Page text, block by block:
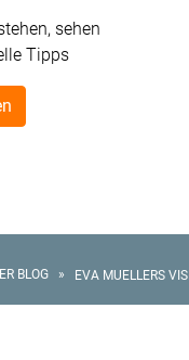
sehen
Tipps
BLOG»